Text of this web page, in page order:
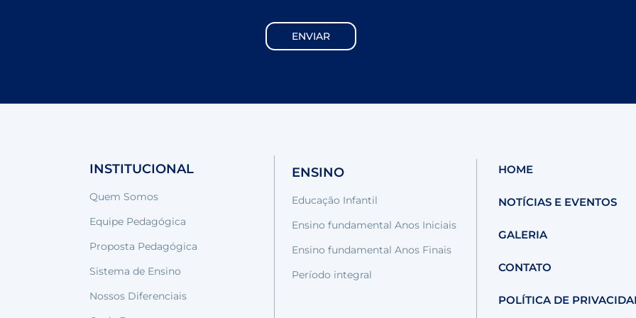
INSTITUCIONAL
Quem Somos
Equipe Pedagógica
Proposta Pedagógica
Sistema de Ensino
Nossos Diferenciais
ENSINO
Educação Infantil
Ensino fundamental Anos Iniciais
Ensino fundamental Anos Finais
Período integral
HOME
NOTÍCIAS E EVENTOS
GALERIA
CONTATO
POLÍTICA DE